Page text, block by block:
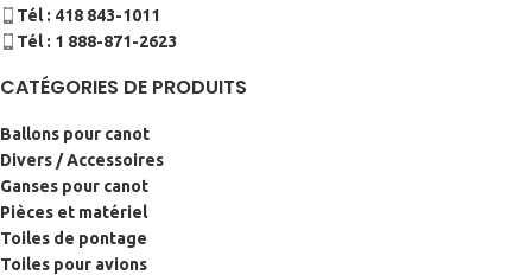
Tél : 418 843-1011
Tél : 1 888-871-2623
CATÉGORIES DE PRODUITS
Ballons pour canot
Divers / Accessoires
Ganses pour canot
Pièces et matériel
Toiles de pontage
Toiles pour avions